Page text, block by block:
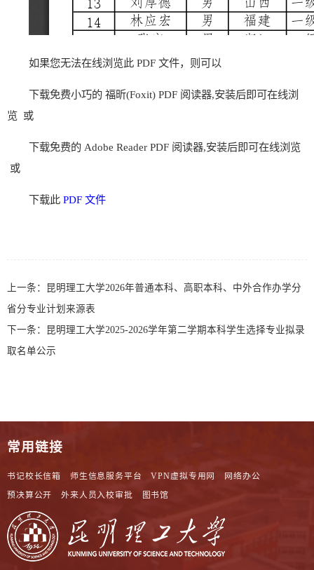
如果您无法在线浏览此 PDF 文件，则可以
下载免费小巧的 福昕(Foxit) PDF 阅读器,安装后即可在线浏
览 或
下载免费的 Adobe Reader PDF 阅读器,安装后即可在线浏览
或
下载此 PDF 文件
上一条：
昆明理工大学2026年普通本科、高职本科、中外合作办学分
省分专业计划来源表
下一条：
昆明理工大学2025-2026学年第二学期本科学生选择专业拟录
取名单公示
常用链接
书记校长信箱 师生信息服务平台 VPN虚拟专用网
网络办公
预决算公开
外来人员入校审批 图书馆